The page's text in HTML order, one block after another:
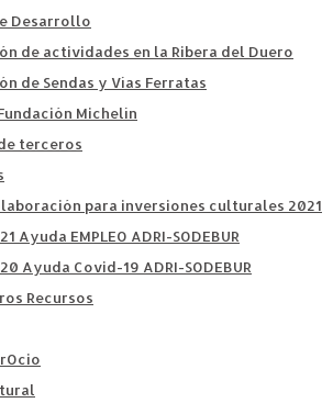
Desarrollo
de actividades en la Ribera del Duero
de Sendas y Vías Ferratas
Michelín
terceros
para inversiones culturales 2021
Ayuda EMPLEO ADRI-SODEBUR
Ayuda Covid-19 ADRI-SODEBUR
Recursos